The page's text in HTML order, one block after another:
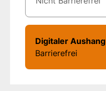
Digitaler Aushang
Barrierefrei